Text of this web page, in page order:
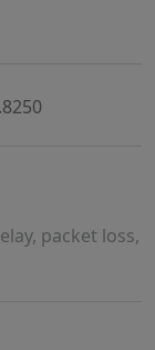
packet loss,